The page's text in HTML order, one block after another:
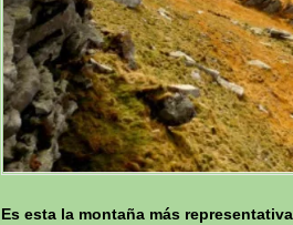
Es esta la montaña más